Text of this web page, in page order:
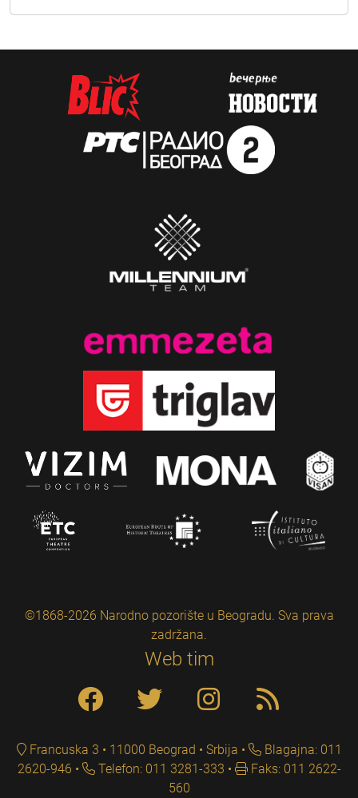
©1868-2026 Narodno pozorište u Beogradu. Sva prava
zadržana.
Web tim
Francuska 3 • 11000 Beograd • Srbija
Blagajna: 011
2620-946
Telefon: 011 3281-333
Faks: 011 2622-
560